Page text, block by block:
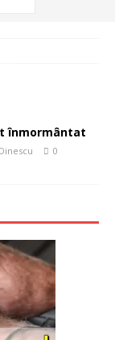
înmormântat
0